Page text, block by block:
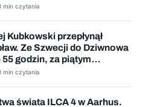
min czytania
Kubkowski przepłynął
Ze Szwecji do Dziwnowa
55 godzin, za piątym
min czytania
świata ILCA 4 w Aarhus.